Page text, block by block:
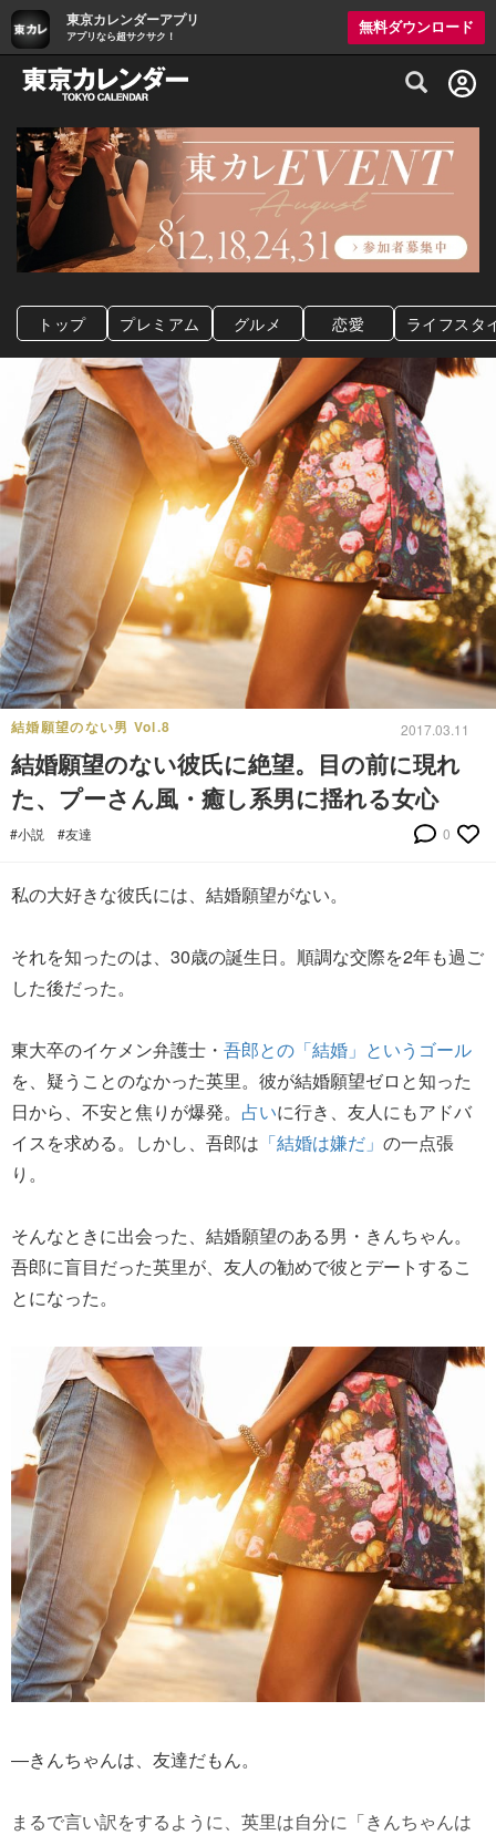
東京カレンダーアプリ
アプリなら超サクサク！
無料ダウンロード
グルメ情報・プレミアムレストラン予約
トップ プレミアム グルメ 恋愛 ライフスタ
結婚願望のない男 Vol.8 2017.03.11
結婚願望のない彼氏に絶望。目の前に現れ
た、プーさん風・癒し系男に揺れる女心
#小説 #友達 0
私の大好きな彼氏には、結婚願望がない。
それを知ったのは、30歳の誕生日。順調な交際を2年も過ご
した後だった。
東大卒のイケメン弁護士・ 吾郎との「結婚」というゴール
を、疑うことのなかった英里。彼が結婚願望ゼロと知った
日から、不安と焦りが爆発。 占いに行き、友人にもアドバ
イスを求める。しかし、吾郎は 「結婚は嫌だ」 の一点張
り。
そんなときに出会った、結婚願望のある男・きんちゃん。
吾郎に盲目だった英里が、友人の勧めで彼とデートするこ
とになった。
―きんちゃんは、友達だもん。
まるで言い訳をするように、英里は自分に「きんちゃんは